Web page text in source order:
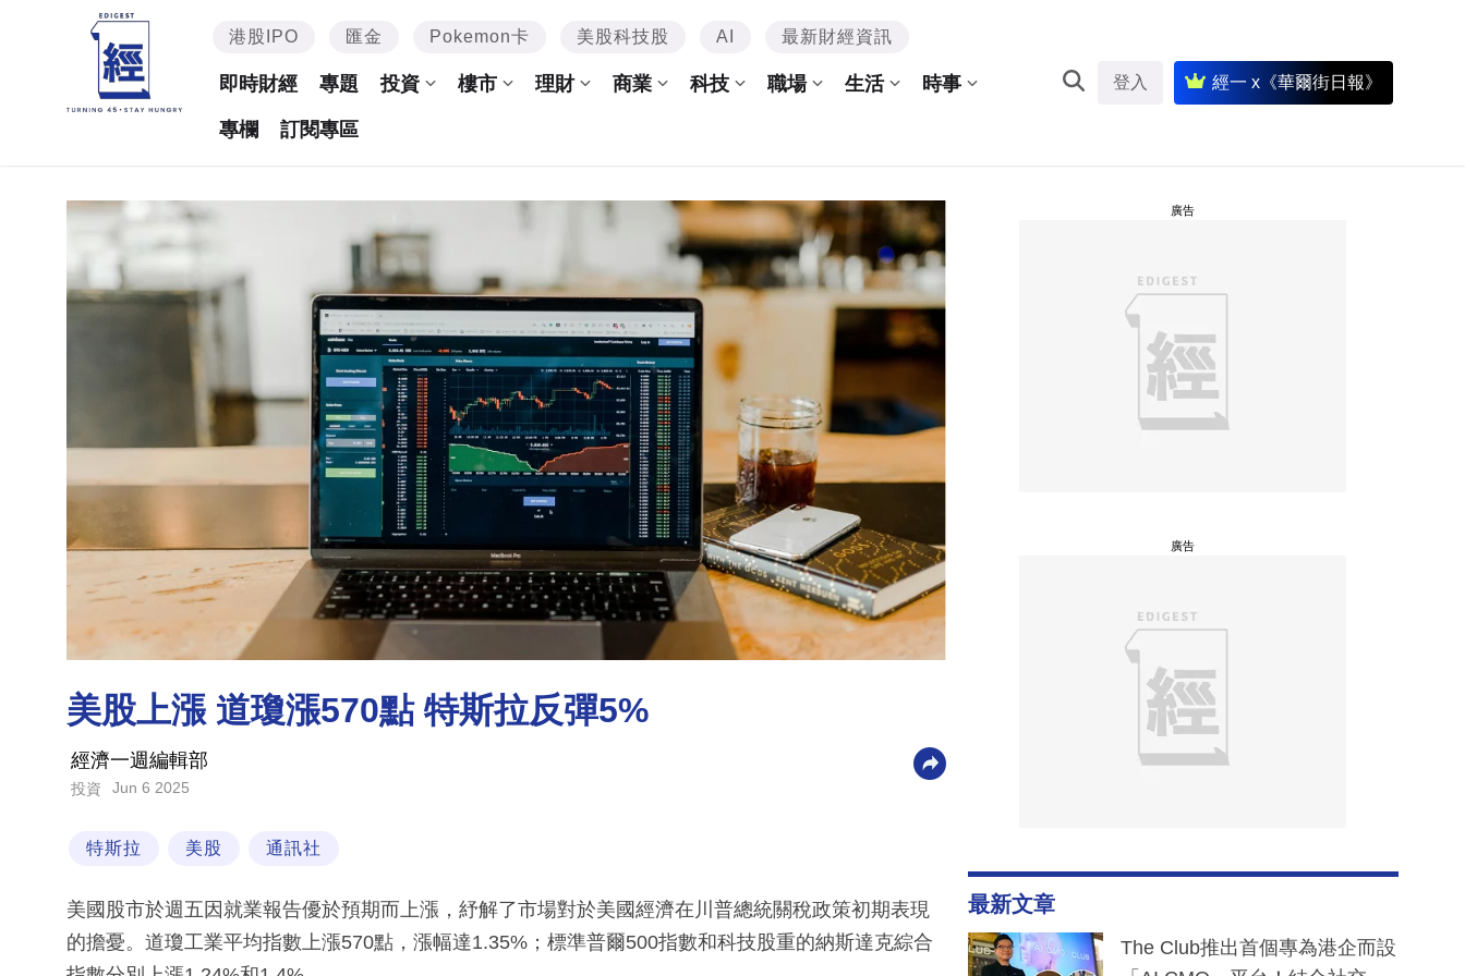
港股IPO 匯金 Pokemon卡 美股科技股 AI 最新財經資訊
即時財經 專題 投資 樓市 理財 商業 科技 職場 生活 時事
專欄 訂閱專區
登入 經一 x《華爾街日報》
美股上漲 道瓊漲570點 特斯拉反彈5%
經濟一週編輯部
投資 Jun 6 2025
特斯拉 美股 通訊社
美國股市於週五因就業報告優於預期而上漲，紓解了市場對於美國經濟在川普總統關稅政策初期表現
的擔憂。道瓊工業平均指數上漲570點，漲幅達1.35%；標準普爾500指數和科技股重的納斯達克綜合
廣告
廣告
最新文章
The Club推出首個專為港企而設